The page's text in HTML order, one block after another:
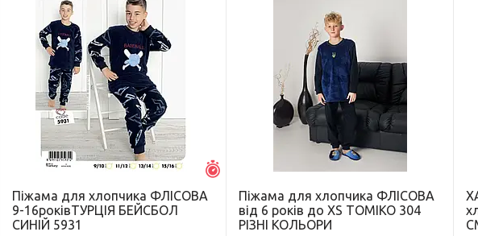
Залишилось 26 днів
Піжама для хлопчика ФЛІСОВА
9-16роківТУРЦІЯ БЕЙСБОЛ
СИНІЙ 5931
Піжама для хлопчика ФЛІСОВА
від 6 років до XS ТОМІКО 304
РІЗНІ КОЛЬОРИ